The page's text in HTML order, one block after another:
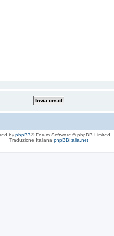
by phpBB® Forum Software © phpBB Limited
Traduzione Italiana phpBBItalia.net